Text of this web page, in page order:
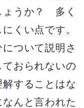
ょうか？ 多く
くい点です。
ついて説明さ
おられないの
することはな
んと言われた